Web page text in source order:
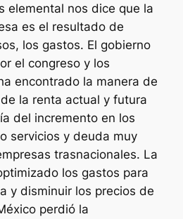
elemental nos dice que la
es el resultado de
los gastos. El gobierno
el congreso y los
encontrado la manera de
la renta actual y futura
del incremento en los
servicios y deuda muy
trasnacionales. La
los gastos para
y disminuir los precios de
perdió la